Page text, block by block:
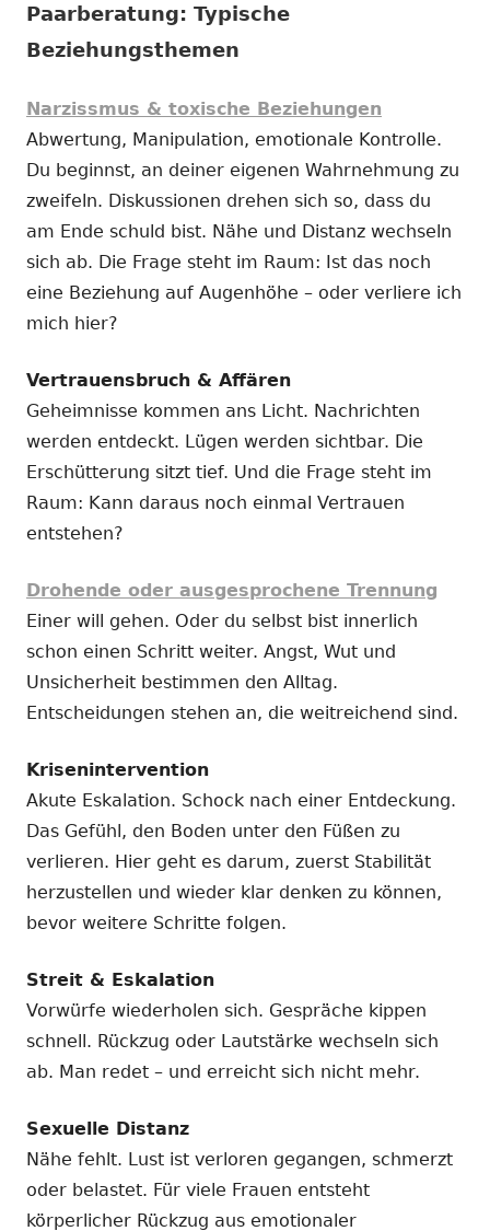
Paarberatung: Typische
Beziehungsthemen
Narzissmus & toxische Beziehungen
Abwertung, Manipulation, emotionale Kontrolle.
Du beginnst, an deiner eigenen Wahrnehmung zu
zweifeln. Diskussionen drehen sich so, dass du
am Ende schuld bist. Nähe und Distanz wechseln
sich ab. Die Frage steht im Raum: Ist das noch
eine Beziehung auf Augenhöhe – oder verliere ich
mich hier?
Vertrauensbruch & Affären
Geheimnisse kommen ans Licht. Nachrichten
werden entdeckt. Lügen werden sichtbar. Die
Erschütterung sitzt tief. Und die Frage steht im
Raum: Kann daraus noch einmal Vertrauen
entstehen?
Drohende oder ausgesprochene Trennung
Einer will gehen. Oder du selbst bist innerlich
schon einen Schritt weiter. Angst, Wut und
Unsicherheit bestimmen den Alltag.
Entscheidungen stehen an, die weitreichend sind.
Krisenintervention
Akute Eskalation. Schock nach einer Entdeckung.
Das Gefühl, den Boden unter den Füßen zu
verlieren. Hier geht es darum, zuerst Stabilität
herzustellen und wieder klar denken zu können,
bevor weitere Schritte folgen.
Streit & Eskalation
Vorwürfe wiederholen sich. Gespräche kippen
schnell. Rückzug oder Lautstärke wechseln sich
ab. Man redet – und erreicht sich nicht mehr.
Sexuelle Distanz
Nähe fehlt. Lust ist verloren gegangen, schmerzt
oder belastet. Für viele Frauen entsteht
körperlicher Rückzug aus emotionaler